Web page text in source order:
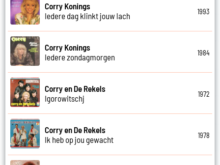
Corry Konings
Iedere dag klinkt jouw lach
1993
Corry Konings
Iedere zondagmorgen
1984
Corry en De Rekels
Igorowitschj
1972
Corry en De Rekels
Ik heb op jou gewacht
1978